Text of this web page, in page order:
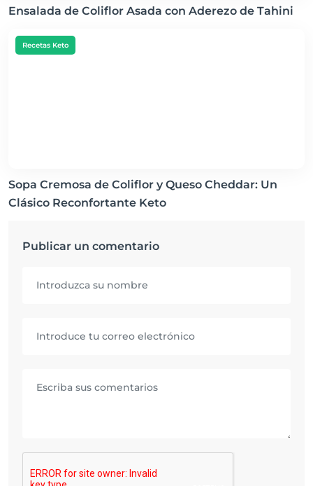
Ensalada de Coliflor Asada con Aderezo de Tahini
Recetas Keto
Sopa Cremosa de Coliflor y Queso Cheddar: Un
Clásico Reconfortante Keto
Publicar un comentario